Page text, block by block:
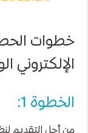
خطوات
الإلكتروني
الخطوة 1: